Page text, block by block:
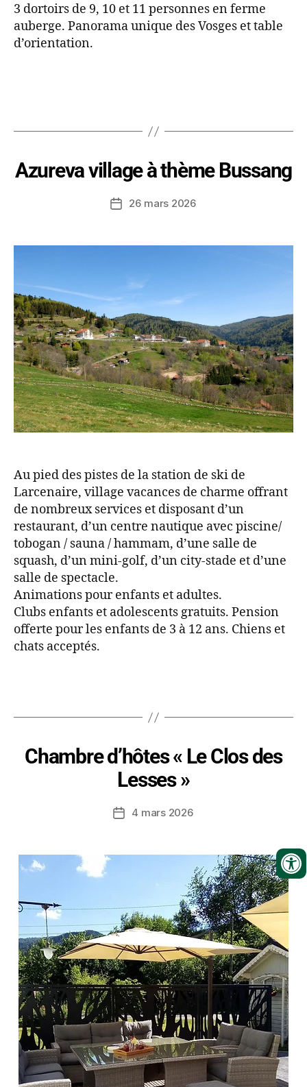
3 dortoirs de 9, 10 et 11 personnes en ferme
auberge. Panorama unique des Vosges et table
d’orientation.
Azureva village à thème Bussang
26 mars 2026
Au pied des pistes de la station de ski de
Larcenaire, village vacances de charme offrant
de nombreux services et disposant d’un
restaurant, d’un centre nautique avec piscine/
tobogan / sauna / hammam, d’une salle de
squash, d’un mini-golf, d’un city-stade et d’une
salle de spectacle.
Animations pour enfants et adultes.
Clubs enfants et adolescents gratuits. Pension
offerte pour les enfants de 3 à 12 ans. Chiens et
chats acceptés.
Chambre d’hôtes « Le Clos des
Lesses »
4 mars 2026